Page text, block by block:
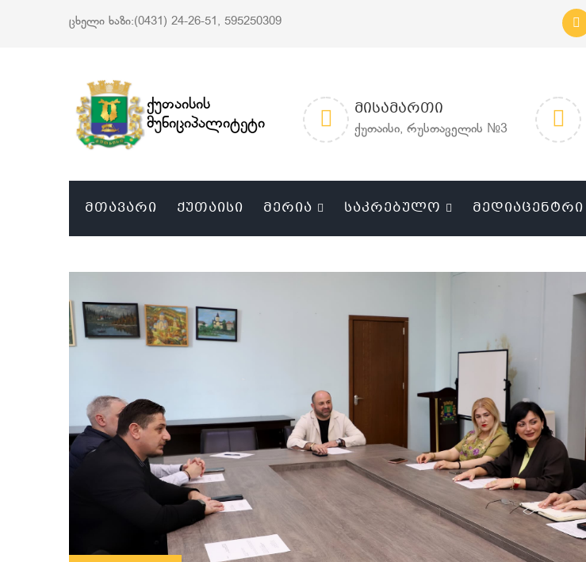
ცხელი ხაზი:(0431) 24-26-51, 595250309
ქუთაისის
მუნიციპალიტეტი
ᲛᲘᲡᲐᲛᲐᲠᲗᲘ
ქუთაისი, რუსთაველის №3
ᲛᲗᲐᲕᲐᲠᲘ ᲥᲣᲗᲐᲘᲡᲘ ᲛᲔᲠᲘᲐ ᲡᲐᲙᲠᲔᲑᲣᲚᲝ ᲛᲔᲓᲘᲐᲪᲔᲜᲢᲠᲘ